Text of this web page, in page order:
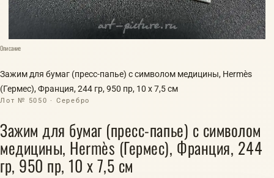
Описание
Зажим для бумаг (пресс-папье) с символом медицины, Hermès
(Гермес), Франция, 244 гр, 950 пр, 10 х 7,5 см
Лот № 5050 · Серебро
Зажим для бумаг (пресс-папье) с символом
медицины, Hermès (Гермес), Франция, 244
гр, 950 пр, 10 х 7,5 см